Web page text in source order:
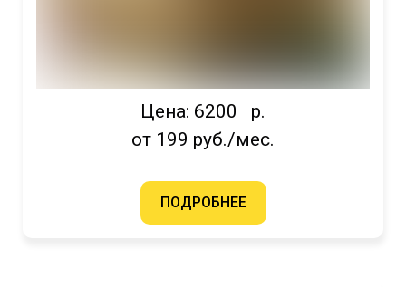
Цена: 6200 р.
от 199 руб./мес.
ПОДРОБНЕЕ